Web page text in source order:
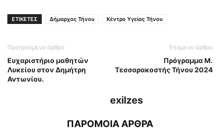
ΕΤΙΚΕΤΕΣ Δήμαρχος Τήνου Κέντρο Υγείας Τήνου
Προηγούμενο άρθρο
Ευχαριστήριο μαθητών
Λυκείου στον Δημήτρη
Αντωνίου.
Επόμενο άρθρο
Πρόγραμμα Μ.
Τεσσαρακοστής Τήνου 2024
exilzes
ΠΑΡΟΜΟΙΑ ΑΡΘΡΑ